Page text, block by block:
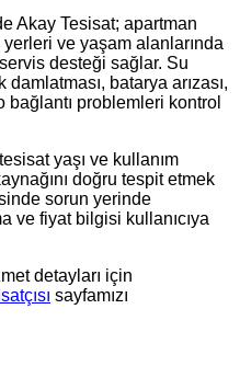
Akay Tesisat; apartman
ve yaşam alanlarında
desteği sağlar. Su
damlatması, batarya arızası,
bağlantı problemleri kontrol
yaşı ve kullanım
doğru tespit etmek
sorun yerinde
ve fiyat bilgisi kullanıcıya
detayları için
sayfamızı